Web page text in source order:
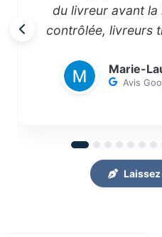
du livreur avant
contrôlée, livreurs
Marie-
Avis